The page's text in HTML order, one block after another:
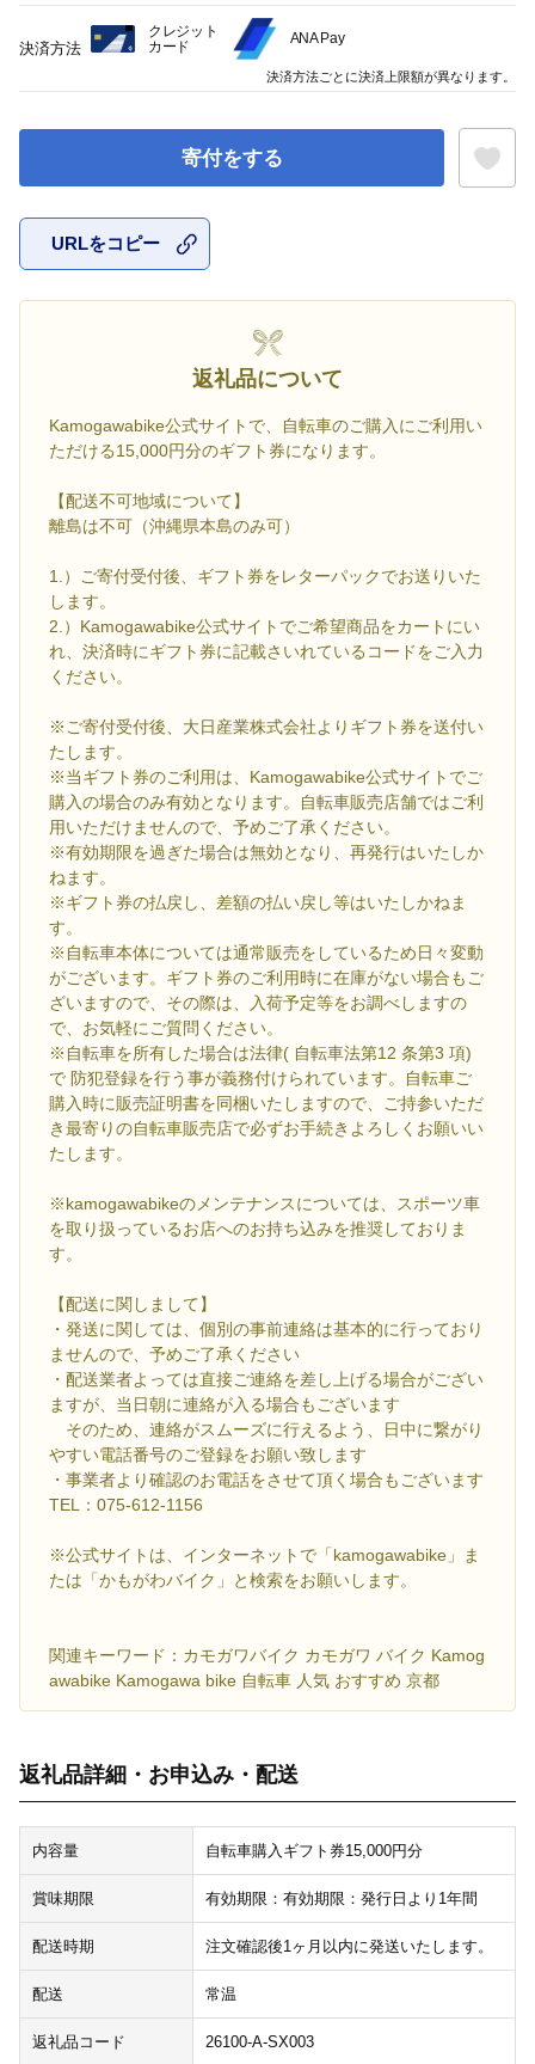
寄付をする
URLをコピー
返礼品について
Kamogawabike公式サイトで、自転車のご購入にご利用い
ただける15,000円分のギフト券になります。
【配送不可地域について】
離島は不可（沖縄県本島のみ可）
1.）ご寄付受付後、ギフト券をレターパックでお送りいた
します。
2.）Kamogawabike公式サイトでご希望商品をカートにい
れ、決済時にギフト券に記載さいれているコードをご入力
ください。
※ご寄付受付後、大日産業株式会社よりギフト券を送付い
たします。
※当ギフト券のご利用は、Kamogawabike公式サイトでご
購入の場合のみ有効となります。自転車販売店舗ではご利
用いただけませんので、予めご了承ください。
※有効期限を過ぎた場合は無効となり、再発行はいたしか
ねます。
※ギフト券の払戻し、差額の払い戻し等はいたしかねま
す。
※自転車本体については通常販売をしているため日々変動
がございます。ギフト券のご利用時に在庫がない場合もご
ざいますので、その際は、入荷予定等をお調べしますの
で、お気軽にご質問ください。
※自転車を所有した場合は法律( 自転車法第12 条第3 項)
で 防犯登録を行う事が義務付けられています。自転車ご
購入時に販売証明書を同梱いたしますので、ご持参いただ
き最寄りの自転車販売店で必ずお手続きよろしくお願いい
たします。
※kamogawabikeのメンテナンスについては、スポーツ車
を取り扱っているお店へのお持ち込みを推奨しておりま
す。
【配送に関しまして】
・発送に関しては、個別の事前連絡は基本的に行っており
ませんので、予めご了承ください
・配送業者よっては直接ご連絡を差し上げる場合がござい
ますが、当日朝に連絡が入る場合もございます
そのため、連絡がスムーズに行えるよう、日中に繋がり
やすい電話番号のご登録をお願い致します
・事業者より確認のお電話をさせて頂く場合もございます
TEL：075-612-1156
※公式サイトは、インターネットで「kamogawabike」ま
たは「かもがわバイク」と検索をお願いします。
関連キーワード：カモガワバイク カモガワ バイク Kamog
awabike Kamogawa bike 自転車 人気 おすすめ 京都
返礼品詳細・お申込み・配送
内容量 自転車購入ギフト券15,000円分
賞味期限 有効期限：有効期限：発行日より1年間
配送時期 注文確認後1ヶ月以内に発送いたします。
配送 常温
返礼品コード 26100-A-SX003
決済方法
クレジット
カード
ANA Pay
決済方法ごとに決済上限額が異なります。